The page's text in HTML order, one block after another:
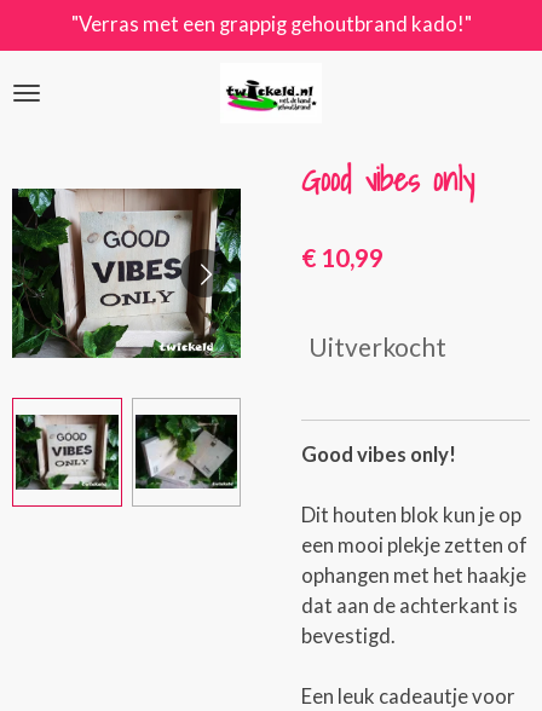
direct
naar
"Verras met een grappig gehoutbrand kado!"
Good vibes only
€ 10,99
Uitverkocht
Good vibes only!
Dit houten blok kun je op
een mooi plekje zetten of
ophangen met het haakje
dat aan de achterkant is
bevestigd.
Een leuk cadeautje voor